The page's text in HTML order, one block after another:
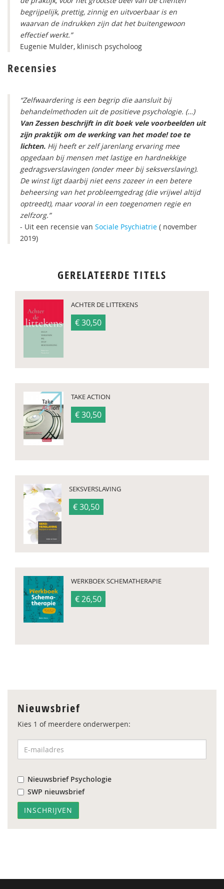
begrijpelijk, prettig, zinnig en uitvoerbaar is en
waarvan de indrukken zijn dat het buitengewoon
effectief werkt.”
Eugenie Mulder, klinisch psycholoog
Recensies
“Zelfwaardering is een begrip die aansluit bij
behandelmethoden uit de positieve psychologie. (…)
Van Zessen beschrijft in dit boek vele voorbeelden uit
zijn praktijk om de werking van het mode! toe te
lichten. Hij heeft er zelf jarenlang ervaring mee
opgedaan bij mensen met lastige en hardnekkige
gedragsverslavingen (onder meer bij seksverslaving).
De winst ligt daarbij niet eens zozeer in een betere
beheersing van het probleemgedrag (die vrijwel altijd
optreedt), maar vooral in een toegenomen regie en
zelfzorg.”
- Uit een recensie van Sociale Psychiatrie ( november
2019)
GERELATEERDE TITELS
ACHTER DE LITTEKENS
€ 30,50
TAKE ACTION
€ 30,50
SEKSVERSLAVING
€ 30,50
WERKBOEK SCHEMATHERAPIE
€ 26,50
Nieuwsbrief
Kies 1 of meerdere onderwerpen:
Nieuwsbrief Psychologie
SWP nieuwsbrief